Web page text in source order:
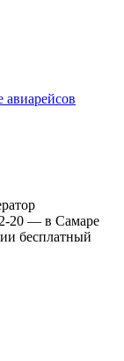
авиарейсов
20 — в Самаре
бесплатный